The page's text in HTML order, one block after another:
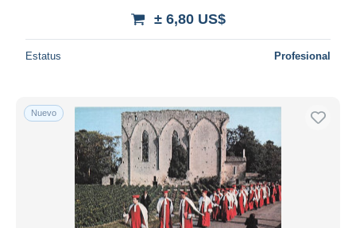
± 6,80 US$
Estatus Profesional
Nuevo